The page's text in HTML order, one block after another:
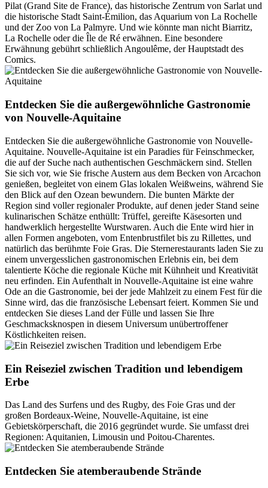
Pilat (Grand Site de France), das historische Zentrum von Sarlat und
die historische Stadt Saint-Émilion, das Aquarium von La Rochelle
und der Zoo von La Palmyre. Und wie könnte man nicht Biarritz,
La Rochelle oder die Île de Ré erwähnen. Eine besondere
Erwähnung gebührt schließlich Angoulême, der Hauptstadt des
Comics.
Entdecken Sie die außergewöhnliche Gastronomie
von Nouvelle-Aquitaine
Entdecken Sie die außergewöhnliche Gastronomie von Nouvelle-
Aquitaine. Nouvelle-Aquitaine ist ein Paradies für Feinschmecker,
die auf der Suche nach authentischen Geschmäckern sind. Stellen
Sie sich vor, wie Sie frische Austern aus dem Becken von Arcachon
genießen, begleitet von einem Glas lokalen Weißweins, während Sie
den Blick auf den Ozean bewundern. Die bunten Märkte der
Region sind voller regionaler Produkte, auf denen jeder Stand seine
kulinarischen Schätze enthüllt: Trüffel, gereifte Käsesorten und
handwerklich hergestellte Wurstwaren. Auch die Ente wird hier in
allen Formen angeboten, vom Entenbrustfilet bis zu Rillettes, und
natürlich das berühmte Foie Gras. Die Sternerestaurants laden Sie zu
einem unvergesslichen gastronomischen Erlebnis ein, bei dem
talentierte Köche die regionale Küche mit Kühnheit und Kreativität
neu erfinden. Ein Aufenthalt in Nouvelle-Aquitaine ist eine wahre
Ode an die Gastronomie, bei der jede Mahlzeit zu einem Fest für die
Sinne wird, das die französische Lebensart feiert. Kommen Sie und
entdecken Sie dieses Land der Fülle und lassen Sie Ihre
Geschmacksknospen in diesem Universum unübertroffener
Köstlichkeiten reisen.
Ein Reiseziel zwischen Tradition und lebendigem
Erbe
Das Land des Surfens und des Rugby, des Foie Gras und der
großen Bordeaux-Weine, Nouvelle-Aquitaine, ist eine
Gebietskörperschaft, die 2016 gegründet wurde. Sie umfasst drei
Regionen: Aquitanien, Limousin und Poitou-Charentes.
Entdecken Sie atemberaubende Strände